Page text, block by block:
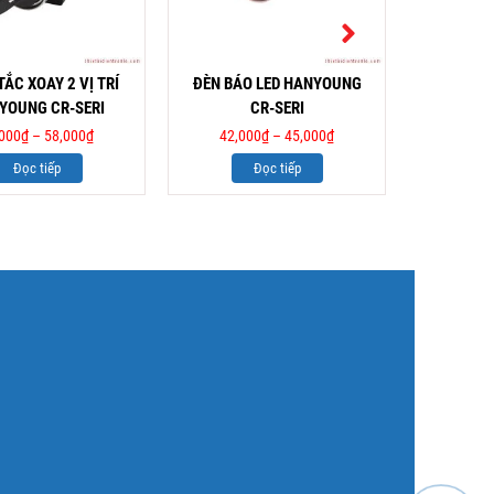
XOAY 2 VỊ TRÍ
CR-SERI
₫– 58,000₫
Đọc tiếp
ĐÈN BÁO LED HANYOUNG
CR-SERI
42,000₫– 45,000₫
Đọc tiếp